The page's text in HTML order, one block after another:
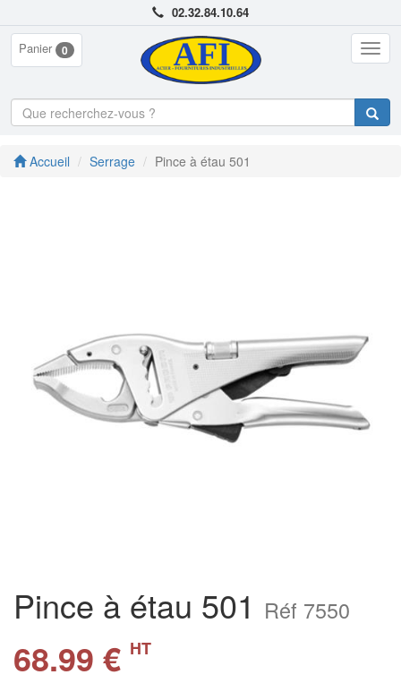
02.32.84.10.64
Panier 0
Accueil Serrage Pince à étau 501
Pince à étau 501 Réf 7550
68.99 € HT